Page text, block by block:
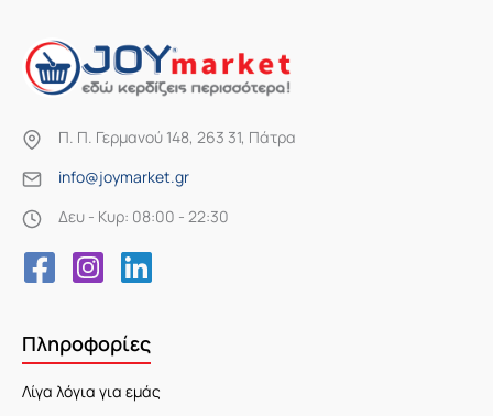
Π. Π. Γερμανού 148, 263 31, Πάτρα
info@joymarket.gr
Δευ - Κυρ: 08:00 - 22:30
Πληροφορίες
Λίγα λόγια για εμάς